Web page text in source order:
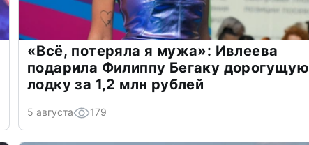
«Всё, потеряла я мужа»: Ивлеева
подарила Филиппу Бегаку дорогущую
лодку за 1,2 млн рублей
5 августа 179